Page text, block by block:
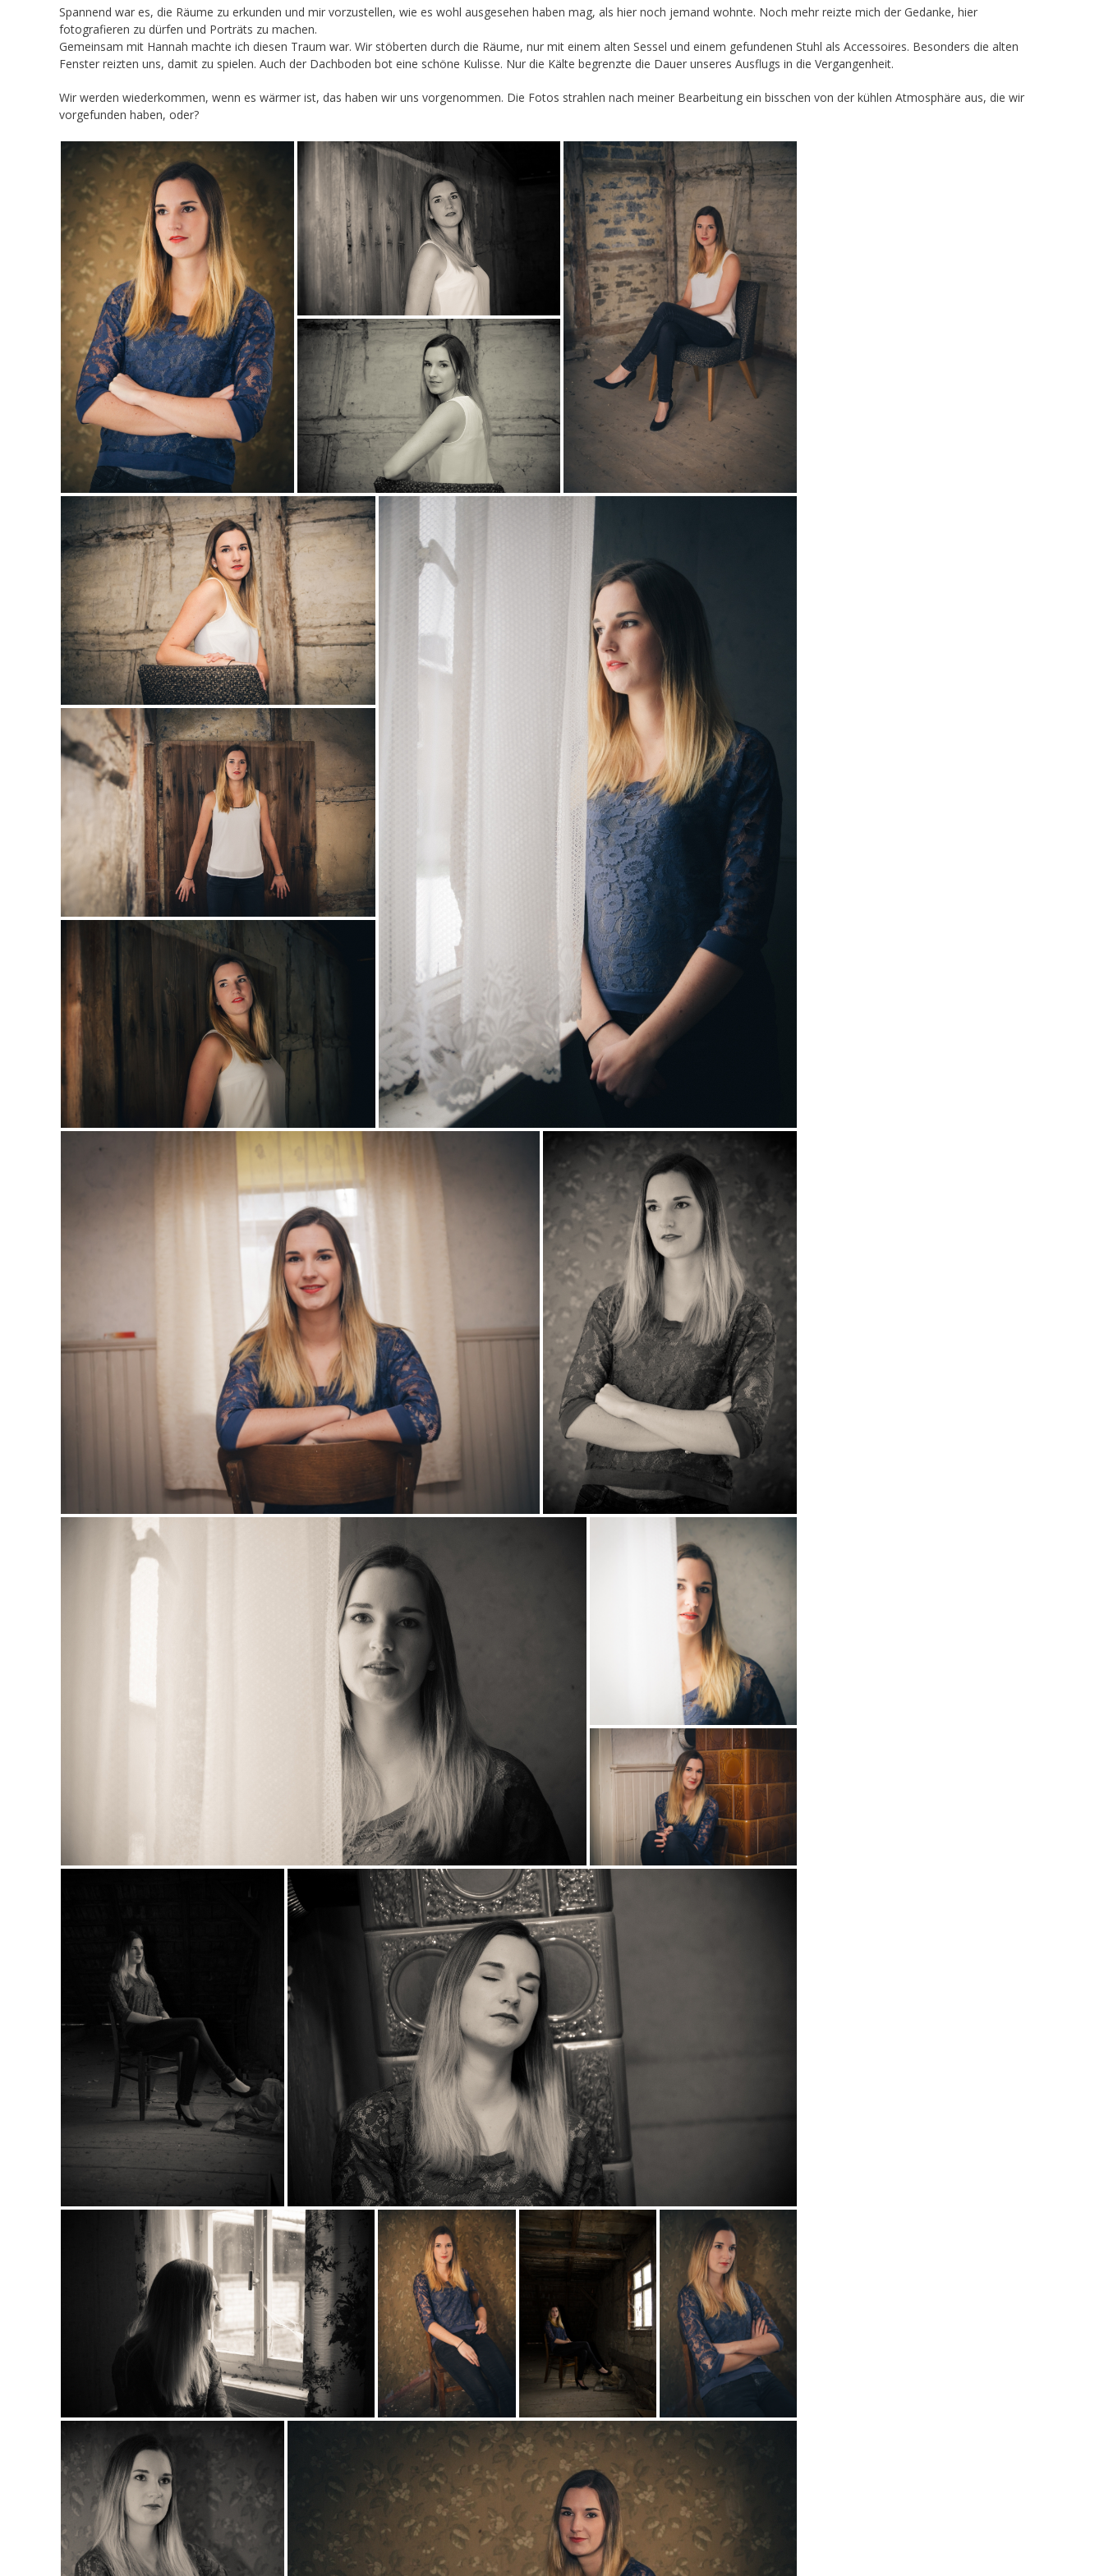
Spannend war es, die Räume zu erkunden und mir vorzustellen, wie es wohl ausgesehen haben mag, als hier noch jemand wohnte. Noch mehr reizte mich der Gedanke, hier
fotografieren zu dürfen und Porträts zu machen.
Gemeinsam mit Hannah machte ich diesen Traum war. Wir stöberten durch die Räume, nur mit einem alten Sessel und einem gefundenen Stuhl als Accessoires. Besonders die alten
Fenster reizten uns, damit zu spielen. Auch der Dachboden bot eine schöne Kulisse. Nur die Kälte begrenzte die Dauer unseres Ausflugs in die Vergangenheit.
Wir werden wiederkommen, wenn es wärmer ist, das haben wir uns vorgenommen. Die Fotos strahlen nach meiner Bearbeitung ein bisschen von der kühlen Atmosphäre aus, die wir
vorgefunden haben, oder?